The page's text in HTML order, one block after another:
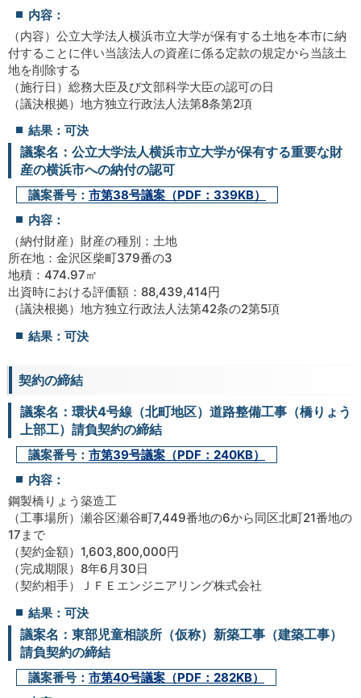
内容：
（内容）公立大学法人横浜市立大学が保有する土地を本市に納
付することに伴い当該法人の資産に係る定款の規定から当該土
地を削除する
（施行日）総務大臣及び文部科学大臣の認可の日
（議決根拠）地方独立行政法人法第8条第2項
結果：可決
議案名：公立大学法人横浜市立大学が保有する重要な財
産の横浜市への納付の認可
議案番号： 市第38号議案（PDF：339KB）
内容：
（納付財産）財産の種別：土地
所在地：金沢区柴町379番の3
地積：474.97㎡
出資時における評価額：88,439,414円
（議決根拠）地方独立行政法人法第42条の2第5項
結果：可決
契約の締結
議案名：環状4号線（北町地区）道路整備工事（橋りょう
上部工）請負契約の締結
議案番号： 市第39号議案（PDF：240KB）
内容：
鋼製橋りょう築造工
（工事場所）瀬谷区瀬谷町7,449番地の6から同区北町21番地の
17まで
（契約金額）1,603,800,000円
（完成期限）8年6月30日
（契約相手）ＪＦＥエンジニアリング株式会社
結果：可決
議案名：東部児童相談所（仮称）新築工事（建築工事）
請負契約の締結
議案番号： 市第40号議案（PDF：282KB）